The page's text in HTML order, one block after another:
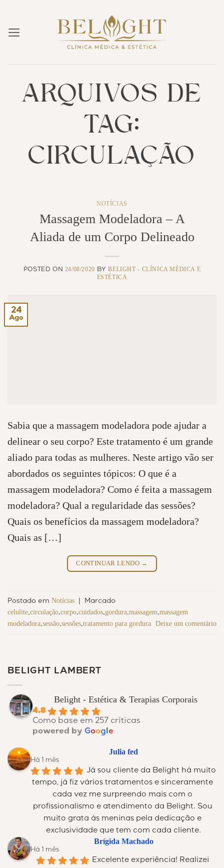
content
ARQUIVOS DE
TAG:
CIRCULAÇÃO
NOTÍCIAS
Massagem Modeladora – A
Aliada de um Corpo Delineado
POSTED ON 24/08/2020 BYBELIGHT - CLÍNICA MÉDICA E
ESTÉTICA
24
Ago
Sabia que a massagem modeladora pode ajudar a
delinear o seu corpo? Este tratamento é um grande
aliado para todas as mulheres. Neste artigo vão ser
abordados os seguintes tópicos: O que é a
massagem modeladora? Como é feita a massagem
modeladora? Qual a regularidade das sessões?
Quais os benefícios da massagem modeladora?
Quais as […]
CONTINUAR LENDO →
Postado em Notícias Marcado
celulite,circulação,corpo,cuidados,gordura,massagem,massagem
modeladora,sessão,sessões,tratamento para gordura Deixe um comentário
BELIGHT LAMBERT
Belight - Estética & Terapias Corporais
4.8
Como base em 257 críticas
powered by Google
Julia fed
Há 1 mês
Já sou cliente da Belight há muito
tempo, já fiz vários tratamentos e sinceramente
cada vez me surpreendo mais com o
profissionalismo e atendimento da Belight. Sou
muito grata ás meninas pela dedicação e
exclusividade que tem com cada cliente.
Brígida Machado
Há 1 mês
Excelente experiência! Realizei